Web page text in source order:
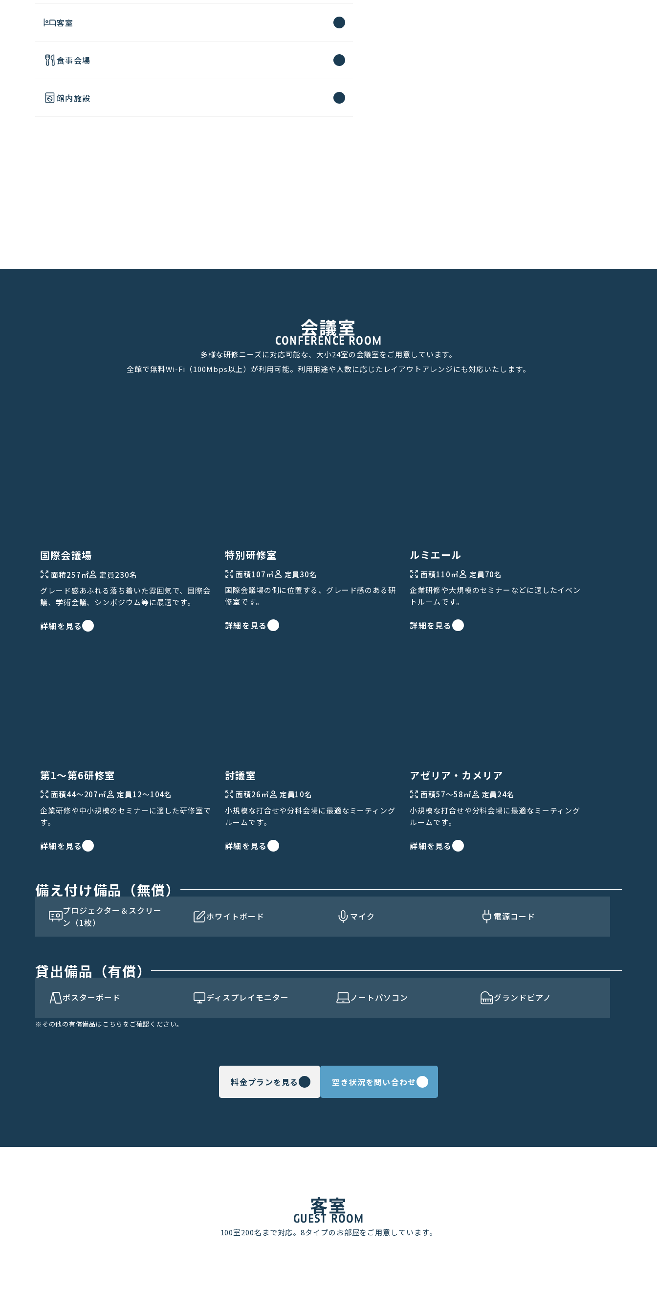
客室
食事会場
館内施設
会議室
CONFERENCE ROOM
多様な研修ニーズに対応可能な、大小24室の会議室をご用意しています。
全館で無料Wi-Fi（100Mbps以上）が利用可能。利用用途や人数に応じたレイアウトアレンジにも対応いたします。
国際会議場
面積257㎡ 定員230名
グレード感あふれる落ち着いた雰囲気で、国際会
議、学術会議、シンポジウム等に最適です。
詳細を見る
特別研修室
面積107㎡ 定員30名
国際会議場の側に位置する、グレード感のある研
修室です。
詳細を見る
ルミエール
面積110㎡ 定員70名
企業研修や大規模のセミナーなどに適したイベン
トルームです。
詳細を見る
第1〜第6研修室
面積44〜207㎡ 定員12〜104名
企業研修や中小規模のセミナーに適した研修室で
す。
詳細を見る
討議室
面積26㎡ 定員10名
小規模な打合せや分科会場に最適なミーティング
ルームです。
詳細を見る
アゼリア・カメリア
面積57〜58㎡ 定員24名
小規模な打合せや分科会場に最適なミーティング
ルームです。
詳細を見る
備え付け備品（無償）
プロジェクター＆スクリー
ン（1枚）
ホワイトボード マイク 電源コード
貸出備品（有償）
ポスターボード ディスプレイモニター ノートパソコン グランドピアノ
※ その他の有償備品は こちら をご確認ください。
料金プランを見る 空き状況を問い合わせ
客室
GUEST ROOM
100室200名まで対応。8タイプのお部屋をご用意しています。